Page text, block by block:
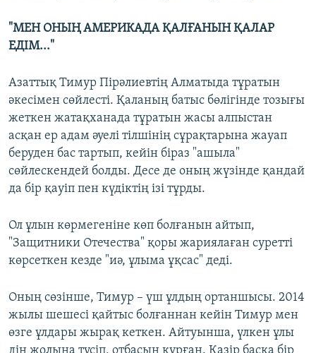
"МЕН ОНЫҢ АМЕРИКАДА ҚАЛҒАНЫН ҚАЛАР
ЕДІМ..."
Азаттық Тимур Пірәлиевтің Алматыда тұратын
әкесімен сөйлесті. Қаланың батыс бөлігінде тозығы
жеткен жатақханада тұратын жасы алпыстан
асқан ер адам әуелі тілшінің сұрақтарына жауап
беруден бас тартып, кейін біраз "ашыла"
сөйлескендей болды. Десе де оның жүзінде қандай
да бір қауіп пен күдіктің ізі тұрды.
Ол ұлын көрмегеніне көп болғанын айтып,
"Защитники Отечества" қоры жариялаған суретті
көрсеткен кезде "иә, ұлыма ұқсас" деді.
Оның сөзінше, Тимур – үш ұлдың ортаншысы. 2014
жылы шешесі қайтыс болғаннан кейін Тимур мен
өзге ұлдары жырақ кеткен. Айтуынша, үлкен ұлы